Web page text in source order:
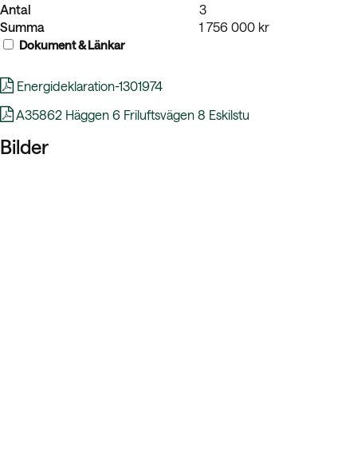
Antal
3
Summa
1 756 000 kr
Dokument & Länkar
Energideklaration-1301974
A35862 Häggen 6 Friluftsvägen 8 Eskilstu
Bilder